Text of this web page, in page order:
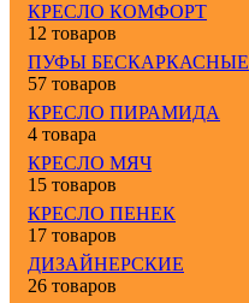
КРЕСЛО КОМФОРТ
12 товаров
ПУФЫ БЕСКАРКАСНЫЕ
57 товаров
КРЕСЛО ПИРАМИДА
4 товара
КРЕСЛО МЯЧ
15 товаров
КРЕСЛО ПЕНЕК
17 товаров
ДИЗАЙНЕРСКИЕ
26 товаров